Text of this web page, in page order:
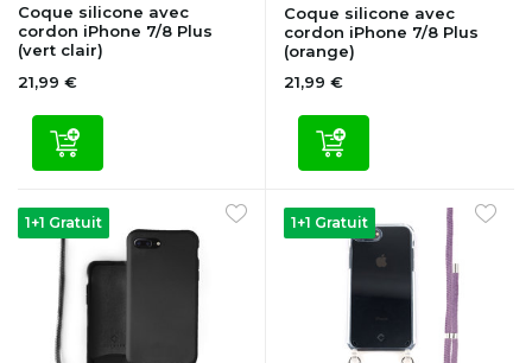
Coque silicone avec
cordon iPhone 7/8 Plus
(vert clair)
21,99 €
Coque silicone avec
cordon iPhone 7/8 Plus
(orange)
21,99 €
1+1 Gratuit 1+1 Gratuit